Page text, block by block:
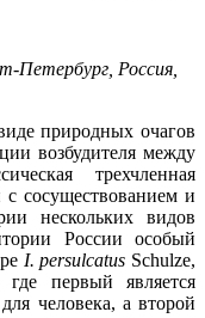
Петербург, Россия,
природных очагов
возбудителя между
трехчленная
с сосуществованием и
нескольких видов
России особый
I. persulcatus Schulze,
первый является
человека, а второй